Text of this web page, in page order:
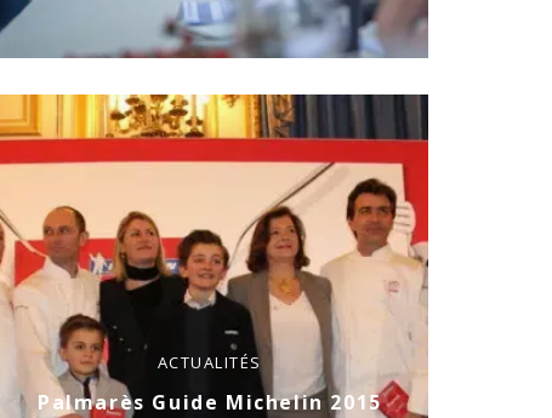
ACTUALITÉS
Palmarès Guide Michelin 2015